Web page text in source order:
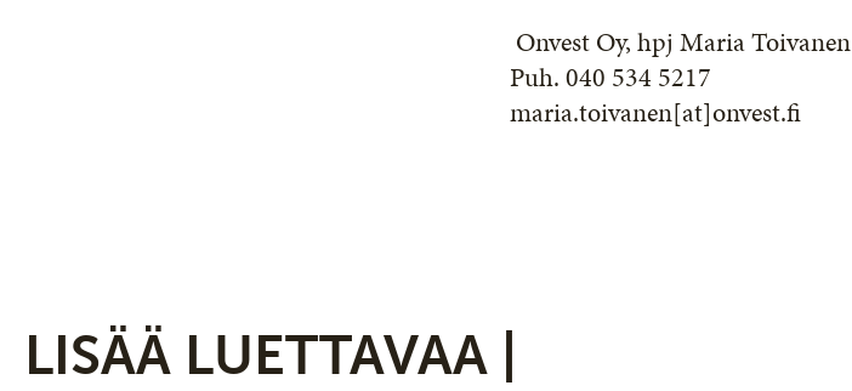
Onvest Oy, hpj Maria Toivanen
Puh. 040 534 5217
maria.toivanen[at]onvest.fi
LISÄÄ LUETTAVAA |